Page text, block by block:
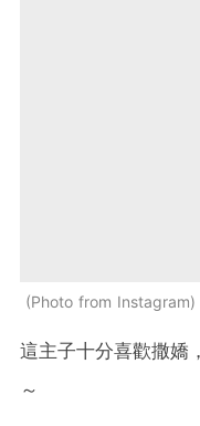
Photo from Instagram
這主子十分喜歡撒嬌
～